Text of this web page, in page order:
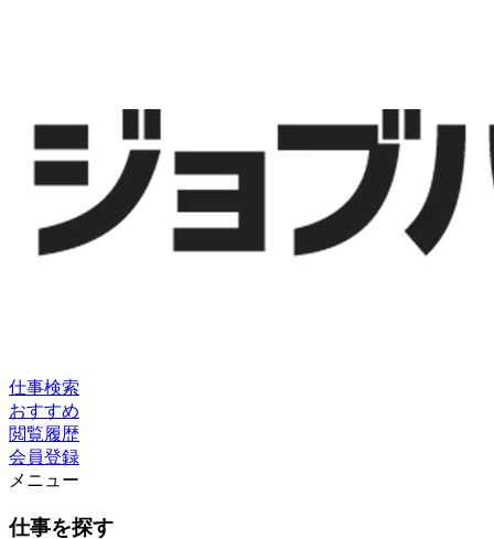
仕事検索
おすすめ
閲覧履歴
会員登録
メニュー
仕事を探す